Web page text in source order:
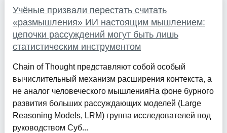
Учёные призвали перестать считать
«размышления» ИИ настоящим мышлением:
цепочки рассуждений могут быть лишь
статистическим инструментом
Chain of Thought представляют собой особый
вычислительный механизм расширения контекста, а
не аналог человеческого мышленияНа фоне бурного
развития больших рассуждающих моделей (Large
Reasoning Models, LRM) группа исследователей под
руководством Суб...